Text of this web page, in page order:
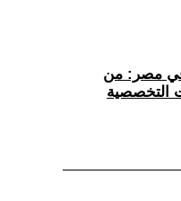
في مصر: من
التخصصية